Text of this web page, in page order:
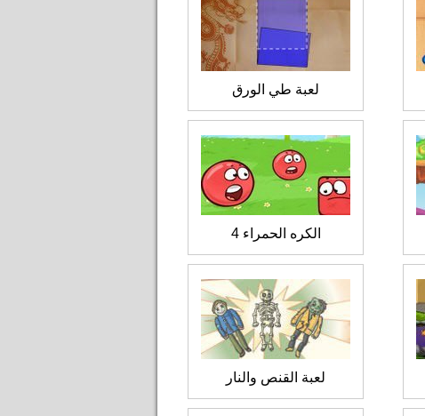
لعبة طي الورق
الكره الحمراء 4
لعبة القنص والنار